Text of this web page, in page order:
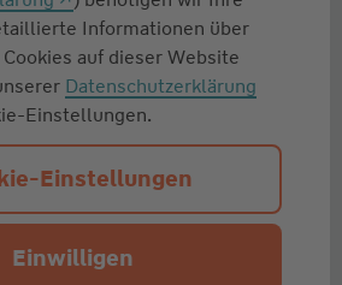
Informationen über
auf dieser Website
Datenschutzerklärung
Einstellungen.
Einstellungen
Einwilligen